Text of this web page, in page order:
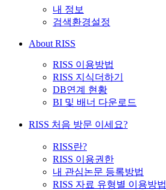
내 정보
검색환경설정
About RISS
RISS 이용방법
RISS 지식더하기
DB연계 현황
BI 및 배너 다운로드
RISS 처음 방문 이세요?
RISS란?
RISS 이용권한
내 관심논문 등록방법
RISS 자료 유형별 이용방법